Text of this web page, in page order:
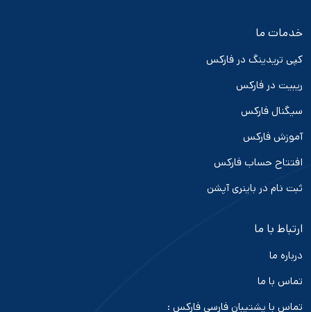
خدمات ما
کپی تریدینگ در فارکس
ریبیت در فارکس
سیگنال فارکس
آموزش فارکس
افتتاح حساب فارکس
ثبت نام در باینری آپشن
ارتباط با ما
درباره ما
تماس با ما
تماس با پشتیبان فارسی فارکس :